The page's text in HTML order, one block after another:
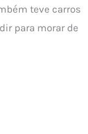
teve carros
para morar de